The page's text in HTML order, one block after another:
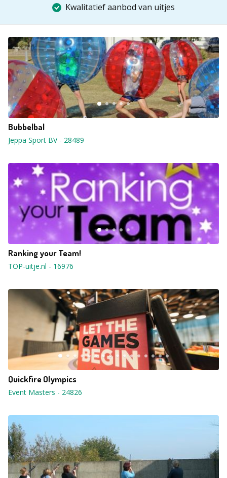
Kwalitatief aanbod van uitjes
Bubbelbal
Jeppa Sport BV- 28489
Ranking your Team!
TOP-uitje.nl - 16976
Quickfire Olympics
Event Masters - 24826